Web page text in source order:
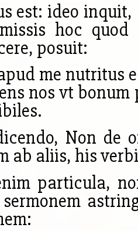
est: ideo
hoc
posuit:
me nutritus
nos vt
Non de
ab aliis, his
particula,